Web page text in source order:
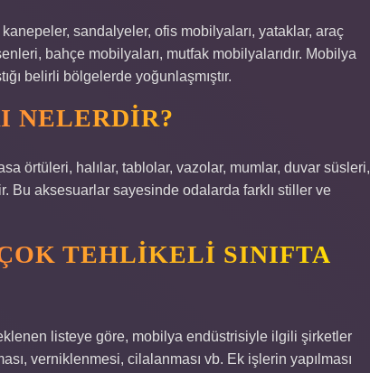
sandalyeler, ofis mobilyaları, yataklar, araç
bahçe mobilyaları, mutfak mobilyalarıdır. Mobilya
belirli bölgelerde yoğunlaşmıştır.
NELERDIR?
örtüleri, halılar, tablolar, vazolar, mumlar, duvar süsleri,
Bu aksesuarlar sayesinde odalarda farklı stiller ve
TEHLIKELI SINIFTA
listeye göre, mobilya endüstrisiyle ilgili şirketler
verniklenmesi, cilalanması vb. Ek işlerin yapılması